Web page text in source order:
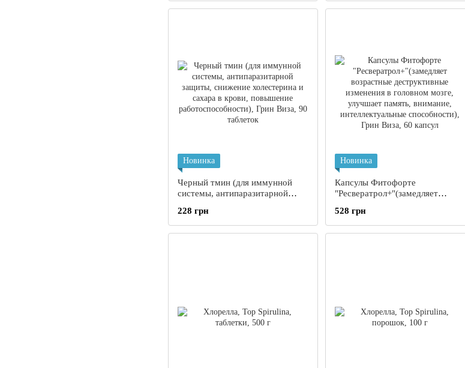
Новинка
Черный тмин (для иммунной
системы, антипаразитарной
и сахара в крови, повышение
работоспособности), Грин Виза,
90 таблеток
228 грн
Новинка
Капсулы Фитофорте
"Ресвератрол+"(замедляет
изменения в головном мозге,
улучшает память, внимание,
интеллектуальные способности),
528 грн